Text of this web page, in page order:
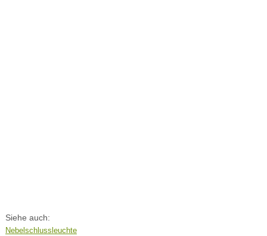
Siehe auch:
Nebelschlussleuchte